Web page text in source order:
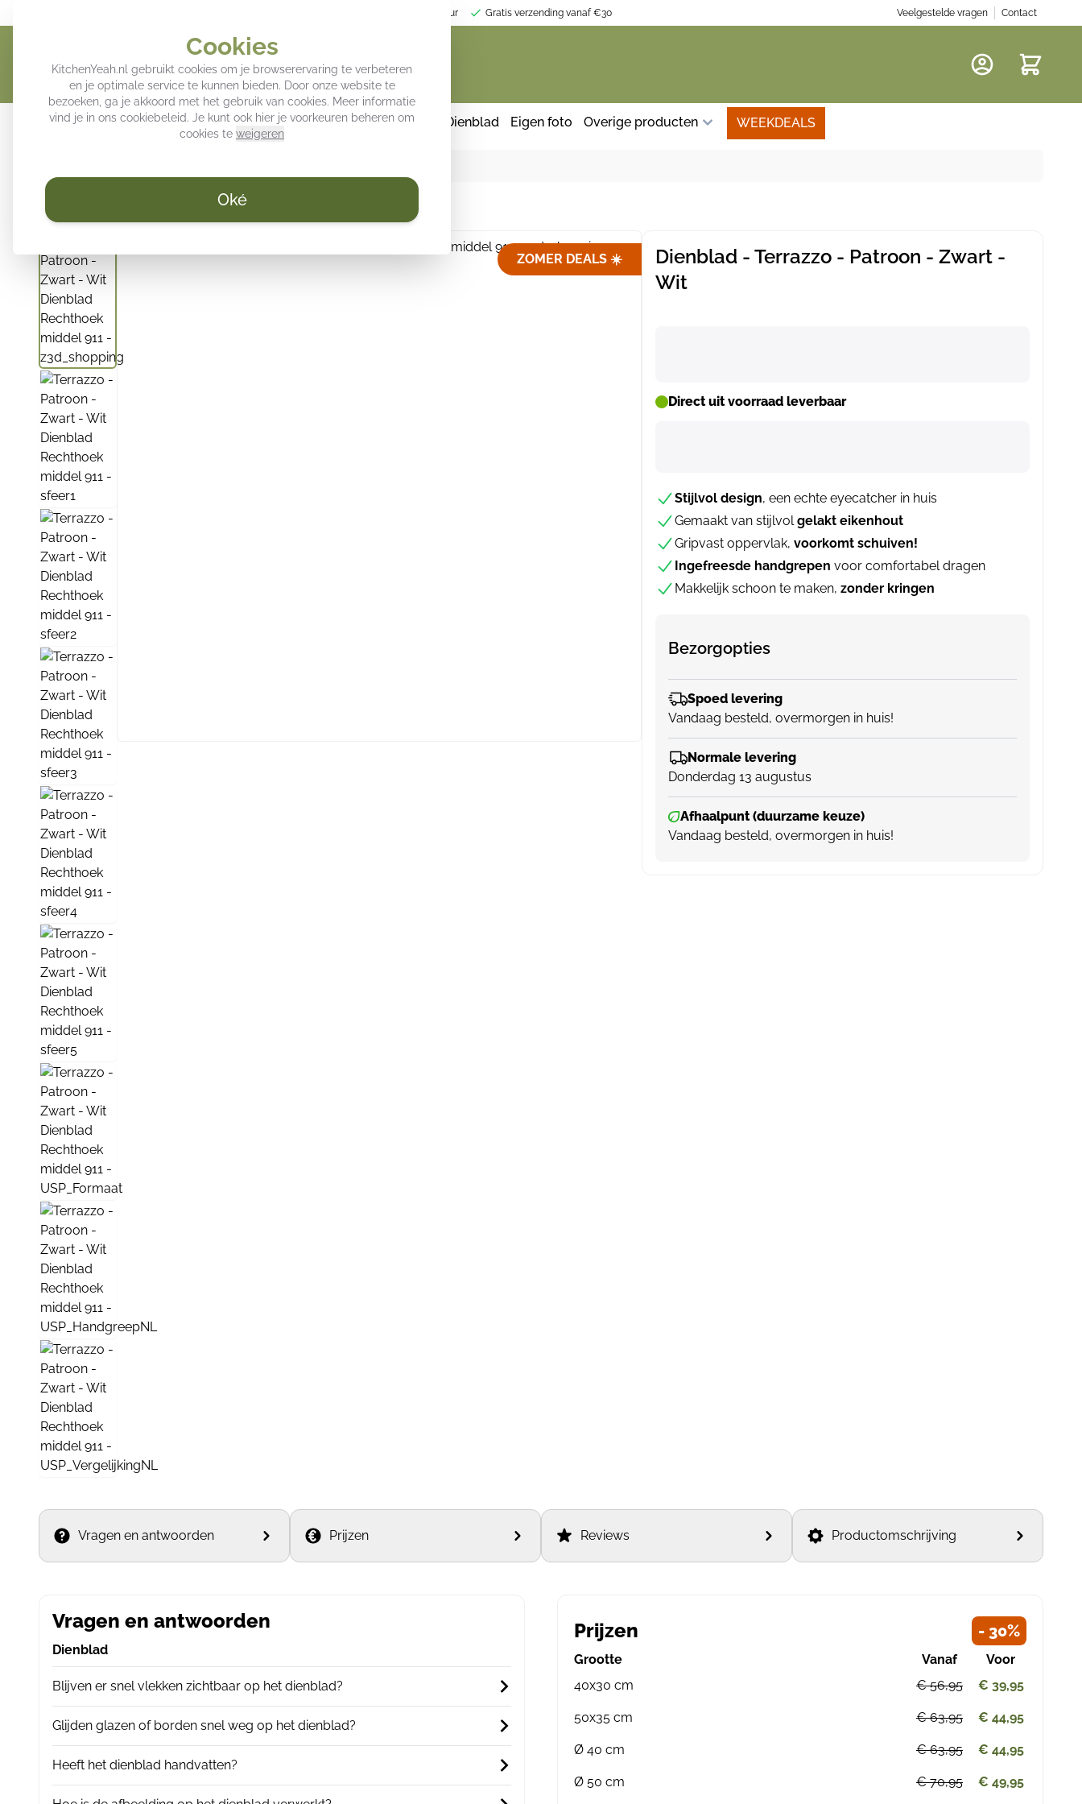
Cookies
KitchenYeah.nl gebruikt cookies om je browserervaring te verbeteren
en je optimale service te kunnen bieden. Door onze website te
bezoeken, ga je akkoord met het gebruik van cookies. Meer informatie
vind je in ons cookiebeleid. Je kunt ook hier je voorkeuren beheren om
cookies te weigeren
Oké
Trendy decoratie voor jouw keukeninterieur Gratis verzending vanaf €30 Veelgestelde vragen Contact
Inductie beschermers Keuken achterwand Spatscherm keuken Dienblad Eigen foto Overige producten WEEKDEALS
KitchenYeah.nl Dienblad - Terrazzo - Patroon - Zwart - Wit
ZOMER DEALS ☀️
Dienblad - Terrazzo - Patroon - Zwart -
Wit
Direct uit voorraad leverbaar
Stijlvol design, een echte eyecatcher in huis
Gemaakt van stijlvolgelakt eikenhout
Gripvast oppervlak, voorkomt schuiven!
Ingefreesde handgrepen voor comfortabel dragen
Makkelijk schoon te maken, zonder kringen
Bezorgopties
Spoed levering
Vandaag besteld, overmorgen in huis!
Normale levering
Donderdag 13 augustus
Afhaalpunt (duurzame keuze)
Vandaag besteld, overmorgen in huis!
Vragen en antwoorden Prijzen Reviews Productomschrijving
Vragen en antwoorden
Dienblad
Blijven er snel vlekken zichtbaar op het dienblad?
Glijden glazen of borden snel weg op het dienblad?
Heeft het dienblad handvatten?
Prijzen - 30%
Grootte
40x30 cm
50x35 cm
Ø 40 cm
Ø 50 cm
Vanaf
€ 56,95
€ 63,95
€ 63,95
€ 70,95
Voor
€ 39,95
€ 44,95
€ 44,95
€ 49,95